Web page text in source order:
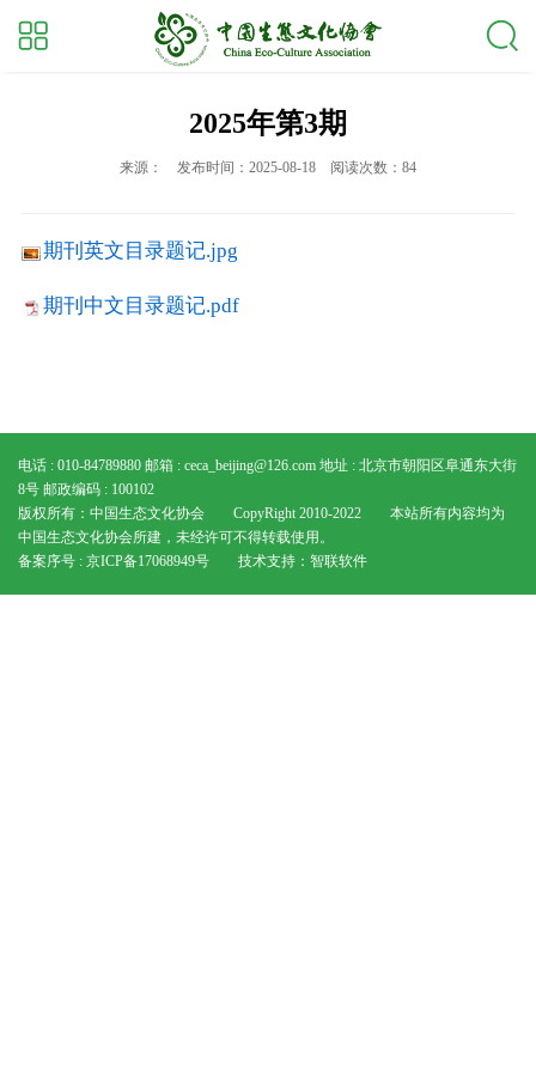
2025年第3期
来源： 发布时间：2025-08-18 阅读次数：84
期刊英文目录题记.jpg
期刊中文目录题记.pdf
电话 : 010-84789880 邮箱 : ceca_beijing@126.com 地址 : 北京市朝阳区阜通东大街
8号 邮政编码 : 100102
版权所有：中国生态文化协会 CopyRight 2010-2022 本站所有内容均为
中国生态文化协会所建，未经许可不得转载使用。
备案序号 : 京ICP备17068949号技术支持： 智联软件